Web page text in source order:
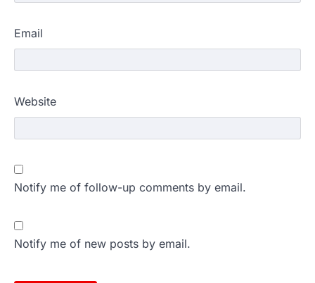
Email
Website
Notify me of follow-up comments by email.
Notify me of new posts by email.